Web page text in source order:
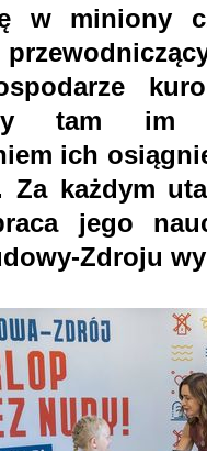
w miniony
tam im
ich
Za każdym
jego
Zdroju